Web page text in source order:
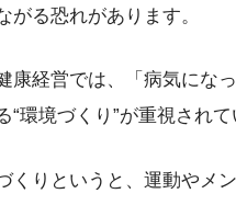
がる恐れがあります。
康経営では、「病気にな
“環境づくり”が重視されて
くりというと、運動やメ